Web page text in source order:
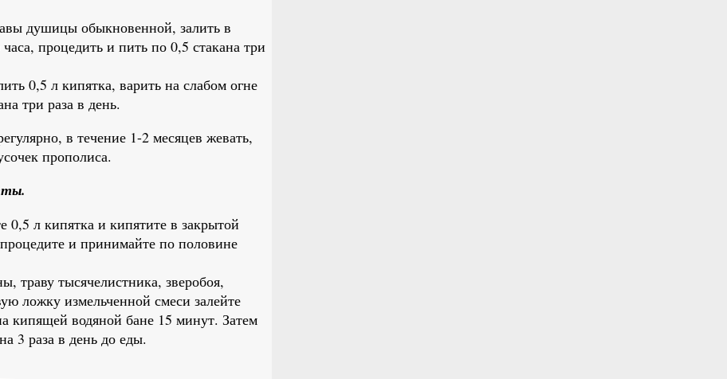
душицы обыкновенной, залить в
процедить и пить по 0,5 стакана три
0,5 л кипятка, варить на слабом огне
три раза в день.
в течение 1-2 месяцев жевать,
прополиса.
л кипятка и кипятите в закрытой
и принимайте по половине
траву тысячелистника, зверобоя,
ложку измельченной смеси залейте
кипящей водяной бане 15 минут. Затем
3 раза в день до еды.